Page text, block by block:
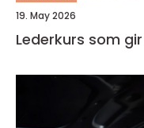
19. May 2026
Lederkurs som